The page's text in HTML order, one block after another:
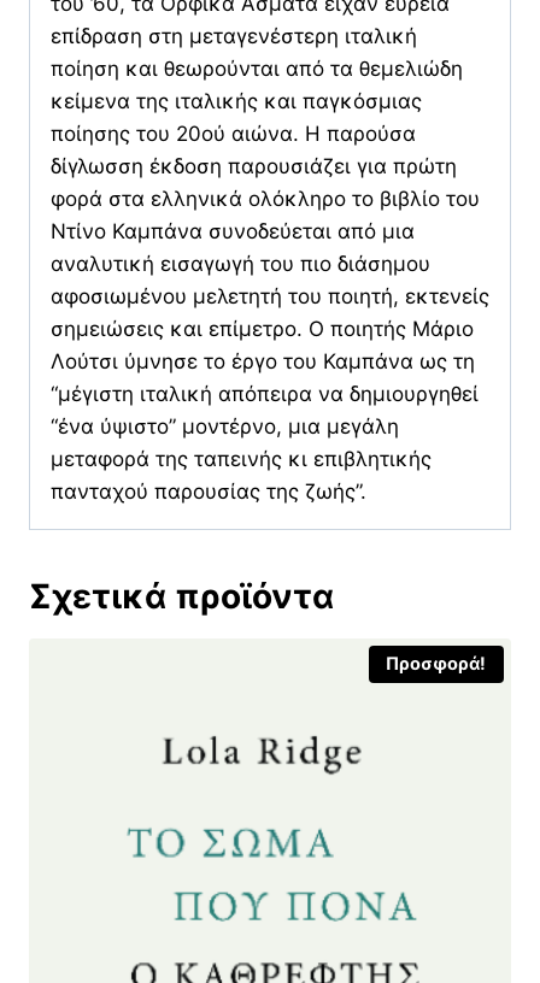
επίδραση στη μεταγενέστερη ιταλική
ποίηση και θεωρούνται από τα θεμελιώδη
κείμενα της ιταλικής και παγκόσμιας
ποίησης του 20ού αιώνα. Η παρούσα
δίγλωσση έκδοση παρουσιάζει για πρώτη
φορά στα ελληνικά ολόκληρο το βιβλίο του
Ντίνο Καμπάνα συνοδεύεται από μια
αναλυτική εισαγωγή του πιο διάσημου
αφοσιωμένου μελετητή του ποιητή, εκτενείς
σημειώσεις και επίμετρο. Ο ποιητής Μάριο
Λούτσι ύμνησε το έργο του Καμπάνα ως τη
“μέγιστη ιταλική απόπειρα να δημιουργηθεί
“ένα ύψιστο” μοντέρνο, μια μεγάλη
μεταφορά της ταπεινής κι επιβλητικής
πανταχού παρουσίας της ζωής”.
Σχετικά προϊόντα
Προσφορά!